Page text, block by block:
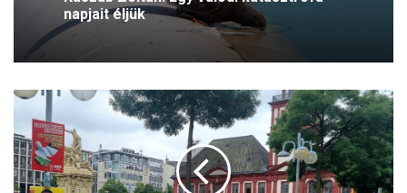
napjait éljük
Hatalomátvételre
készült
a
szélsőjobboldali
Szász